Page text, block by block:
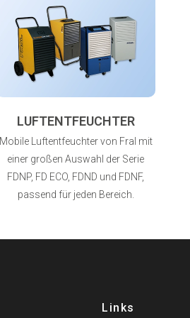
LUFTENTFEUCHTER
Mobile Luftentfeuchter von Fral mit
einer großen Auswahl der Serie
FDNP, FD ECO, FDND und FDNF,
passend für jeden Bereich.
Links